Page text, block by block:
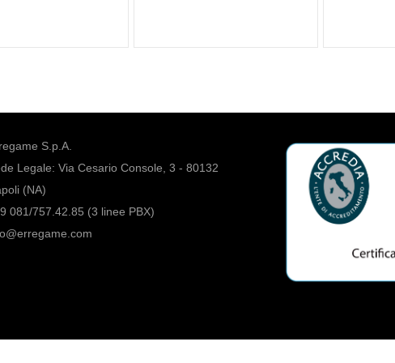
S.p.A.
Legale: Via Cesario Console, 3 - 80132
(NA)
081/757.42.85 (3 linee PBX)